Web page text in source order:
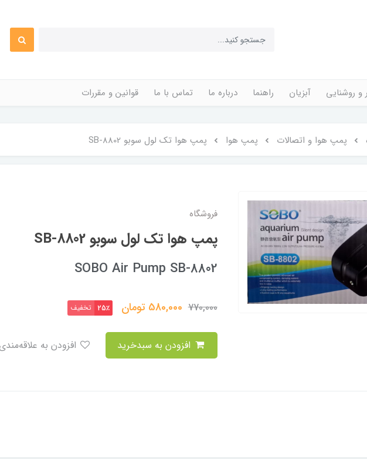
و روشنایی آبزیان راهنما درباره ما تماس با ما قوانین و مقررات
پمپ هوا و اتصالات پمپ هوا پمپ هوا تک لول سوبو SB-8802
فروشگاه
پمپ هوا تک لول سوبو SB-8802
SOBO Air Pump SB-8802
770,000
580,000 تومان 25٪ تخفیف